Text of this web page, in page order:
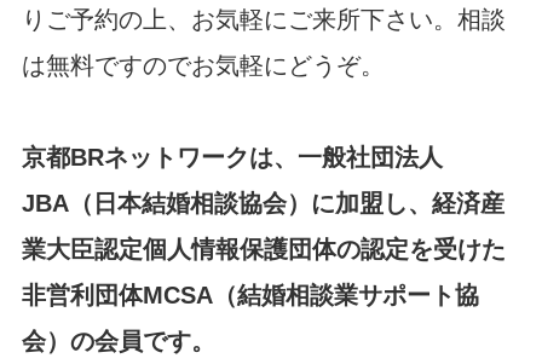
2024/09/22 ・ブログ更新 ＜やっと涼しくなりました～
(^^♪＞
2024/08/24 ・ブログ更新 ＜☀☀連日、酷暑～😢😢
2024/08/09 お盆休暇： 8/10（土）～ 8/15（木）
2024/07/30 ・ブログ更新 ＜☀☀猛暑・酷暑の夏☀☀＞
2024/06/25 ・ブログ更新 ＜マッチングアプリは要注意！
＞
ました。
りご予約の上、お気軽にご来所下さい。相談
は無料ですのでお気軽にどうぞ。
京都BRネットワークは、一般社団法人
JBA（日本結婚相談協会）に加盟し、経済産
業大臣認定個人情報保護団体の認定を受けた
非営利団体MCSA（結婚相談業サポート協
会）の会員です。